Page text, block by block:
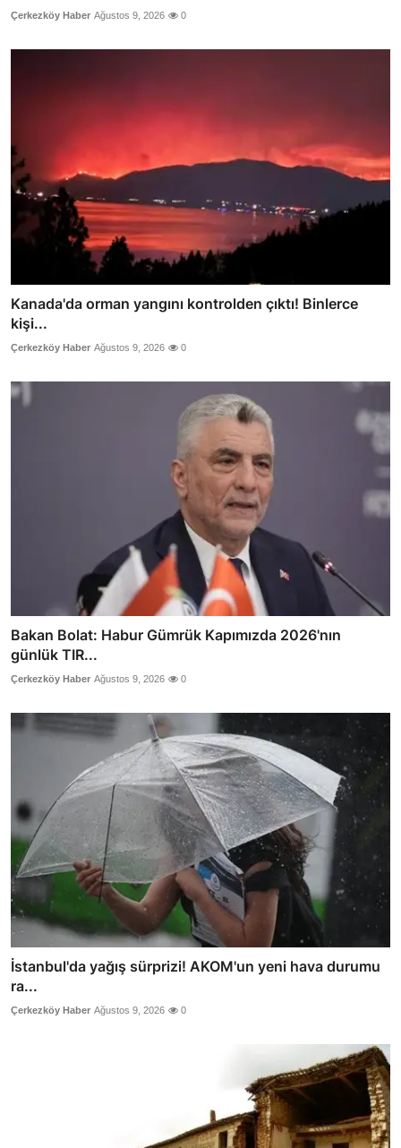
Çerkezköy Haber Ağustos 9, 2026 0
Kanada'da orman yangını kontrolden çıktı! Binlerce
kişi...
Çerkezköy Haber Ağustos 9, 2026 0
Bakan Bolat: Habur Gümrük Kapımızda 2026'nın
günlük TIR...
Çerkezköy Haber Ağustos 9, 2026 0
İstanbul'da yağış sürprizi! AKOM'un yeni hava durumu
ra...
Çerkezköy Haber Ağustos 9, 2026 0